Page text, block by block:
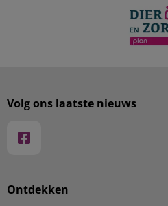
Ontdekken
Volg ons laatste nieuws